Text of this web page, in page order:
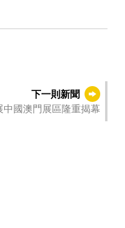
下一則新聞
中國澳門展區隆重揭幕